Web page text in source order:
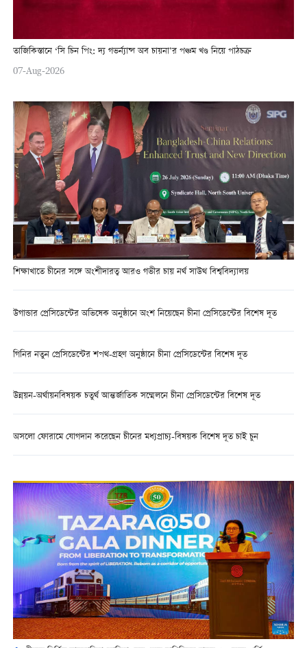
তাজিকিস্তানে ‘সি চিন পিং: দ্য গভর্ন্যান্স অব চায়না’র পঞ্চম খণ্ড নিয়ে পাঠচক্র
07-Aug-2026
শিক্ষাখাতে চীনের সঙ্গে অংশীদারত্ব আরও গভীর চায় নর্থ সাউথ বিশ্ববিদ্যালয়
উগান্ডার প্রেসিডেন্টের অভিষেক অনুষ্ঠানে অংশ নিয়েছেন চীনা প্রেসিডেন্টের বিশেষ দূত
গিনির নতুন প্রেসিডেন্টের শপথ-গ্রহণ অনুষ্ঠানে চীনা প্রেসিডেন্টের বিশেষ দূত
উন্নয়ন-অর্থায়নবিষয়ক চতুর্থ আন্তর্জাতিক সম্মেলনে চীনা প্রেসিডেন্টের বিশেষ দূত
অসলো ফোরামে যোগদান করেছেন চীনের মধ্যপ্রাচ্য-বিষয়ক বিশেষ দূত চাই চুন